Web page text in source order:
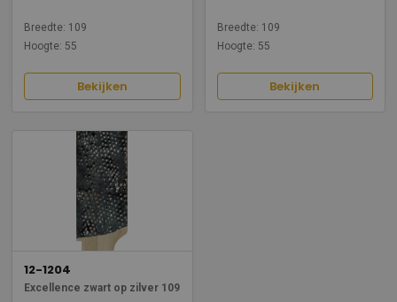
Breedte: 109
Hoogte: 55
Bekijken
Breedte: 109
Hoogte: 55
Bekijken
12-1204
Excellence zwart op zilver 109